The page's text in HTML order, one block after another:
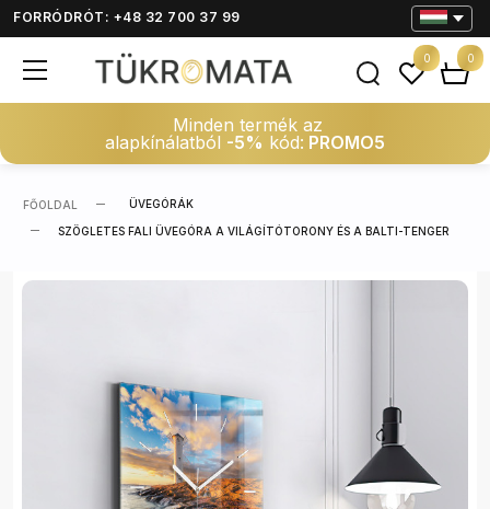
FORRÓDRÓT: +48 32 700 37 99
Minden termék az
alapkínálatból -5% kód: PROMO5
0 0
FŐOLDAL ÜVEGÓRÁK
SZÖGLETES FALI ÜVEGÓRA A VILÁGÍTÓTORONY ÉS A BALTI-TENGER